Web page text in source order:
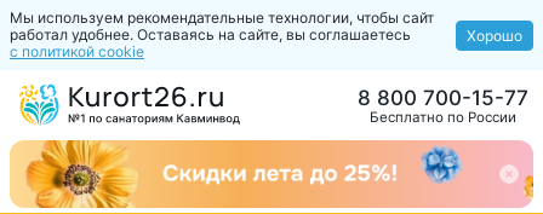
Мы используем рекомендательные технологии, чтобы сайт
работал удобнее. Оставаясь на сайте, вы соглашаетесь
с политикой cookie
Хорошо
Бесплатно по России
8 800 700-15-77